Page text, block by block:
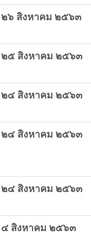
๒๖ สิงหาคม ๒๕๖๓
๒๕ สิงหาคม ๒๕๖๓
๒๔ สิงหาคม ๒๕๖๓
๒๔ สิงหาคม ๒๕๖๓
๒๔ สิงหาคม ๒๕๖๓
๔ สิงหาคม ๒๕๖๓